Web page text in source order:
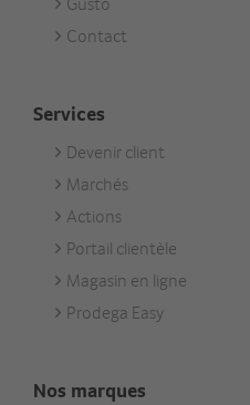
Contact
Services
Footer
Services
Devenir client
Marchés
Actions
Portail clientèle
Magasin en ligne
Prodega Easy
Nos marques